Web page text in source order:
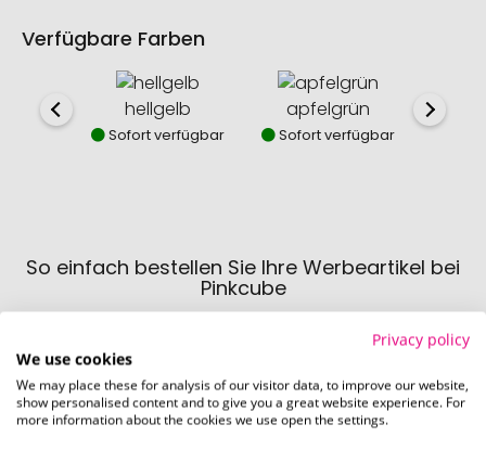
Verfügbare Farben
hellgelb
Sofort verfügbar
apfelgrün
Sofort verfügbar
So einfach bestellen Sie Ihre Werbeartikel bei
Pinkcube
Privacy policy
We use cookies
We may place these for analysis of our visitor data, to improve our website,
show personalised content and to give you a great website experience. For
more information about the cookies we use open the settings.